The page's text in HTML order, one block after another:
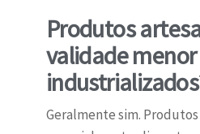
Produtos
validade
Geralmente sim.